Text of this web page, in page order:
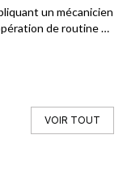
un mécanicien
de routine a-
VOIR TOUT